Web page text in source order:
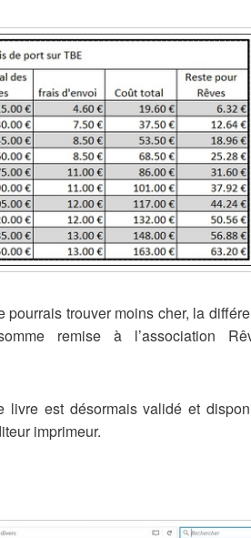
pourrais trouver moins cher, la
remise à l’association
livre est désormais validé et
imprimeur.